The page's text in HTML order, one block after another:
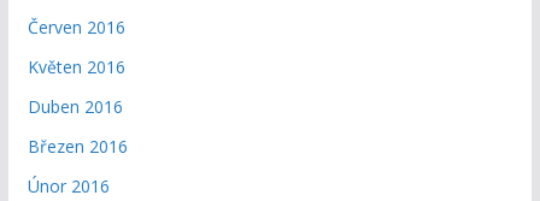
Červen 2016
Květen 2016
Duben 2016
Březen 2016
Únor 2016